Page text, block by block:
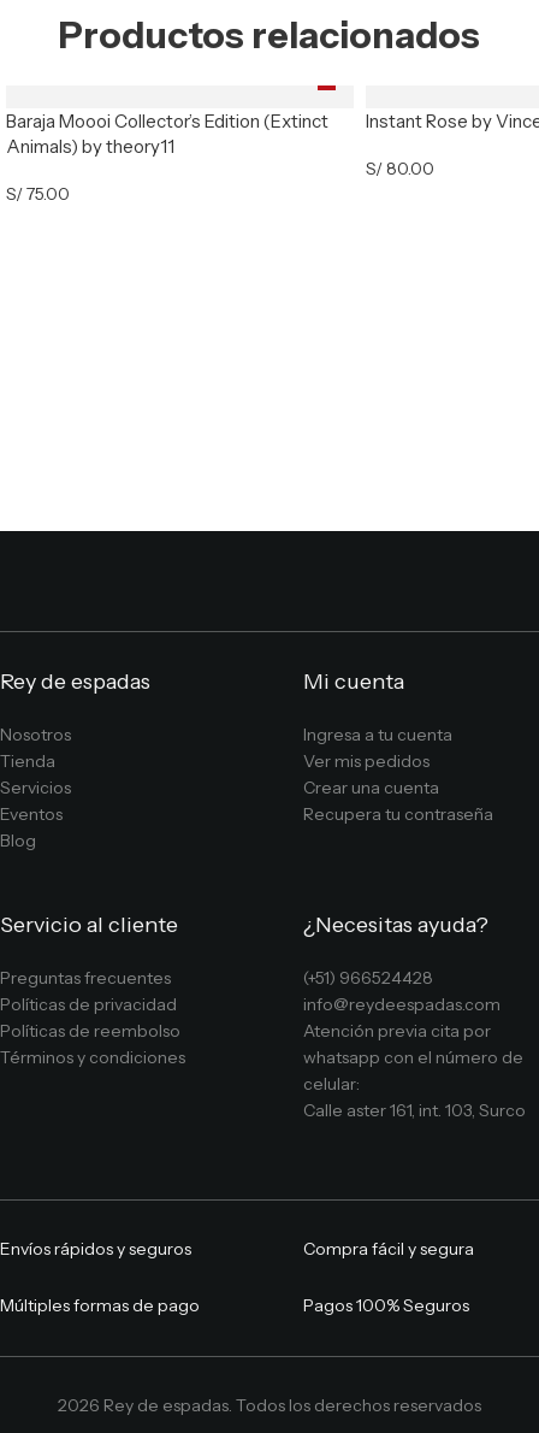
Productos relacionados
Baraja Moooi Collector’s Edition (Extinct
Animals) by theory11
S/75.00
Instant Rose by
S/80.00
Rey de espadas
Nosotros
Tienda
Servicios
Eventos
Blog
Mi cuenta
Ingresa a tu cuenta
Ver mis pedidos
Crear una cuenta
Recupera tu contraseña
Servicio al cliente
Preguntas frecuentes
Políticas de privacidad
Políticas de reembolso
Términos y condiciones
¿Necesitas ayuda?
(+51) 966524428
info@reydeespadas.com
Atención previa cita por
whatsapp con el número de
celular:
Calle aster 161, int. 103, Surco
Envíos rápidos y seguros Compra fácil y segura
Múltiples formas de pago Pagos 100% Seguros
2026 Rey de espadas. Todos los derechos reservados